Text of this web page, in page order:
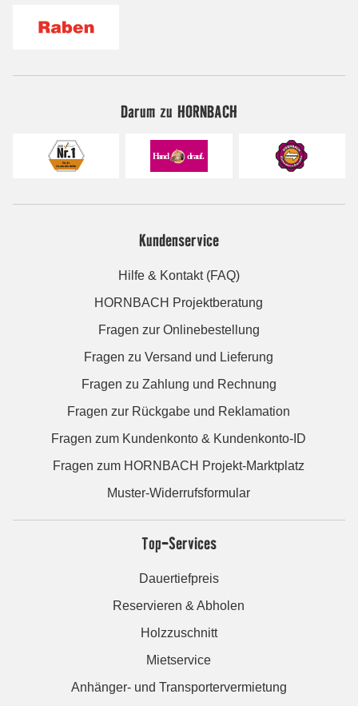
Darum zu HORNBACH
Kundenservice
Hilfe & Kontakt (FAQ)
HORNBACH Projektberatung
Fragen zur Onlinebestellung
Fragen zu Versand und Lieferung
Fragen zu Zahlung und Rechnung
Fragen zur Rückgabe und Reklamation
Fragen zum Kundenkonto & Kundenkonto-ID
Fragen zum HORNBACH Projekt-Marktplatz
Muster-Widerrufsformular
Top-Services
Dauertiefpreis
Reservieren & Abholen
Holzzuschnitt
Mietservice
Anhänger- und Transportervermietung